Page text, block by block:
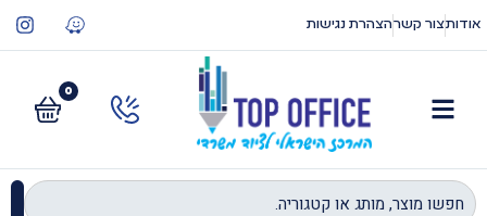
אודותצור קשרהצהרת נגישות
0